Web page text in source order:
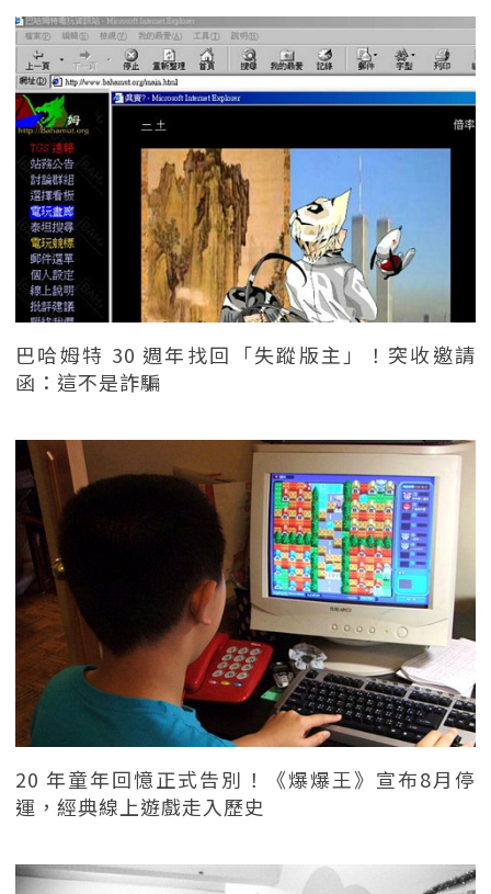
巴哈姆特 30 週年找回「失蹤版主」！突收邀請
函：這不是詐騙
20 年童年回憶正式告別！《爆爆王》宣布8月停
運，經典線上遊戲走入歷史